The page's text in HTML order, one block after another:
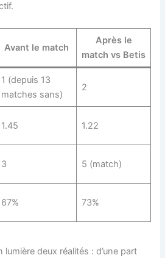
Avant le match
Après le
match vs Betis
1 (depuis 13
matches sans)
2
1.45 1.22
3 5 (match)
67% 73%
deux réalités : d’une part